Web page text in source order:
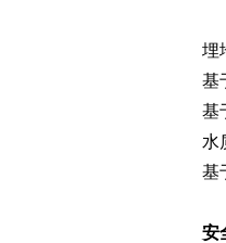
埋
基
基
水
基
安